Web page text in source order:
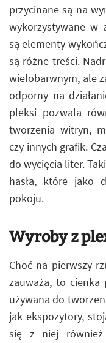
przycinane są na
wykorzystywane w
są elementy
są różne treści.
wielobarwnym, ale
odporny na
pleksi pozwala
tworzenia witryn,
czy innych grafik.
do wycięcia liter.
hasła, które jako
pokoju.
Wyroby z
Choć na pierwszy
zauważa, to cienka
używana do
jak ekspozytory,
się z niej również